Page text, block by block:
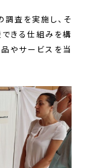
調査を実施し、そ
きる仕組みを構
やサービスを当